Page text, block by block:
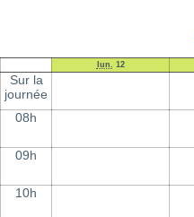
lun. 12
Sur la
journée
08h
09h
10h